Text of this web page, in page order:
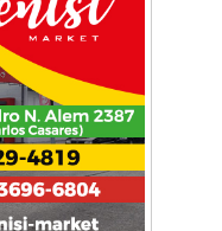
de los arcos
años con un
30 años del
San José de